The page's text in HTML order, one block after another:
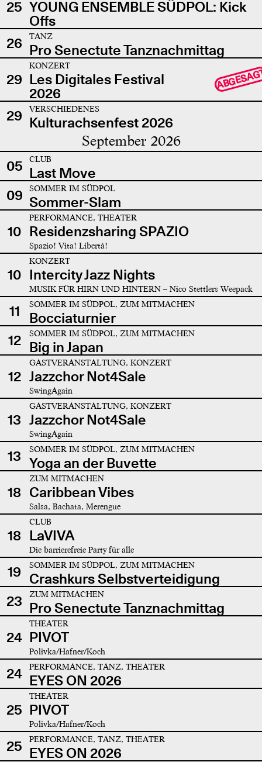
25 YOUNG ENSEMBLE SÜDPOL: Kick
Offs
26
TANZ
Pro Senectute Tanznachmittag
29
KONZERT
Les Digitales Festival
2026
29 VERSCHIEDENES
Kulturachsenfest 2026
September 2026
05 CLUB
Last Move
09
SOMMER IM SÜDPOL
Sommer-Slam
10
PERFORMANCE, THEATER
Residenzsharing SPAZIO
Spazio! Vita! Libertà!
10
KONZERT
Intercity Jazz Nights
MUSIK FÜR HIRN UND HINTERN – Nico Stettlers Weepack
11 SOMMER IM SÜDPOL, ZUM MITMACHEN
Bocciaturnier
12
SOMMER IM SÜDPOL, ZUM MITMACHEN
Big in Japan
12
GASTVERANSTALTUNG, KONZERT
Jazzchor Not4Sale
SwingAgain
13
GASTVERANSTALTUNG, KONZERT
Jazzchor Not4Sale
SwingAgain
13 SOMMER IM SÜDPOL, ZUM MITMACHEN
Yoga an der Buvette
18
ZUM MITMACHEN
Caribbean Vibes
Salsa, Bachata, Merengue
18
CLUB
LaVIVA
Die barrierefreie Party für alle
19 SOMMER IM SÜDPOL, ZUM MITMACHEN
Crashkurs Selbstverteidigung
23
ZUM MITMACHEN
Pro Senectute Tanznachmittag
24
THEATER
PIVOT
Polivka/Hafner/Koch
24 PERFORMANCE, TANZ, THEATER
EYES ON 2026
25
THEATER
PIVOT
Polivka/Hafner/Koch
25 PERFORMANCE, TANZ, THEATER
EYES ON 2026